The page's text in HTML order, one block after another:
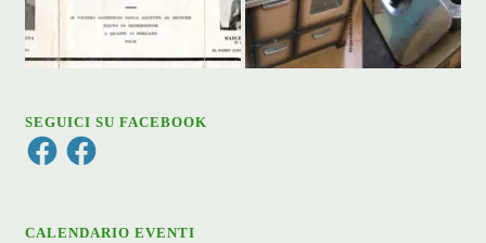
SEGUICI SU FACEBOOK
FacebookFacebook
CALENDARIO EVENTI